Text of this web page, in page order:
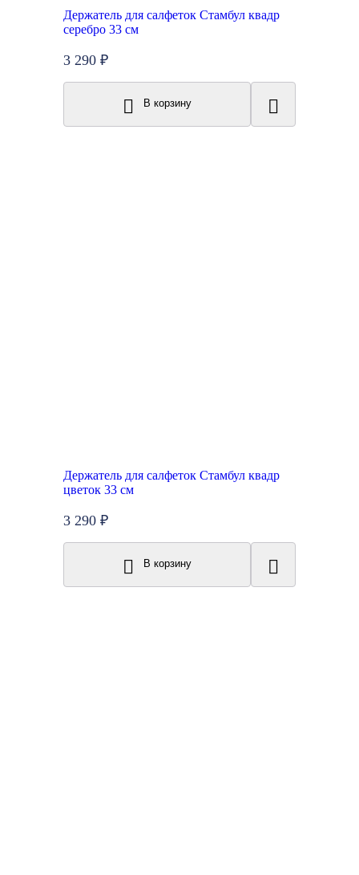
Держатель для салфеток Стамбул квадр
серебро 33 см
3 290 ₽
В корзину
Держатель для салфеток Стамбул квадр
цветок 33 см
3 290 ₽
В корзину